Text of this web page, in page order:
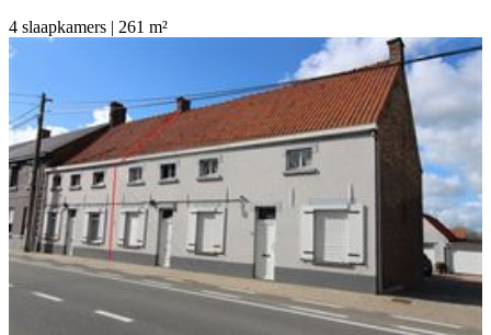
4 slaapkamers | 261 m²